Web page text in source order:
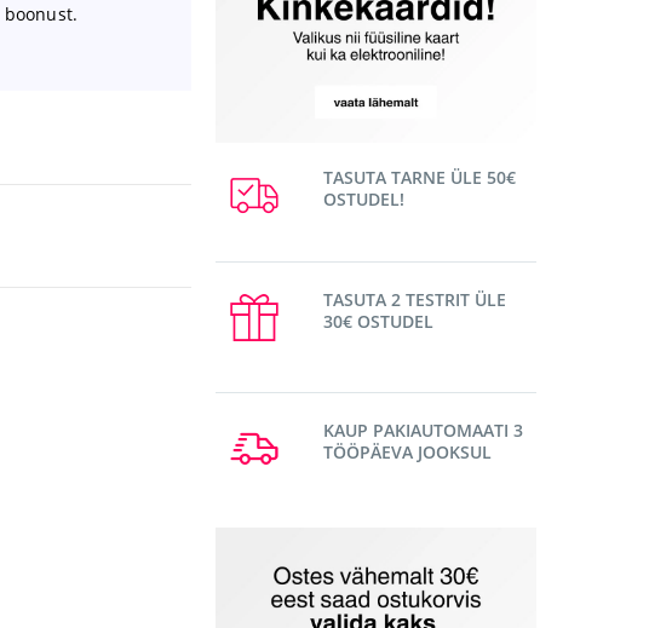
boonust.
TASUTA TARNE ÜLE 50€
OSTUDEL!
TASUTA 2 TESTRIT ÜLE
30€ OSTUDEL
KAUP PAKIAUTOMAATI 3
TÖÖPÄEVA JOOKSUL